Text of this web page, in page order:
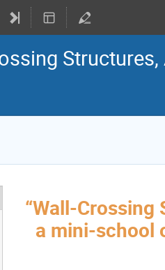
“Wall-
a mini-school